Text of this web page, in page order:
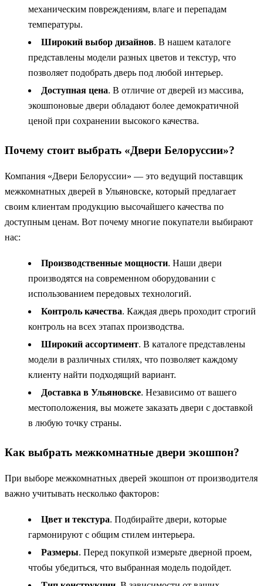
механическим повреждениям, влаге и перепадам
температуры.
Широкий выбор дизайнов. В нашем каталоге
представлены модели разных цветов и текстур, что
позволяет подобрать дверь под любой интерьер.
Доступная цена. В отличие от дверей из массива,
экошпоновые двери обладают более демократичной
ценой при сохранении высокого качества.
Почему стоит выбрать «Двери Белоруссии»?
Компания «Двери Белоруссии» — это ведущий поставщик
межкомнатных дверей в Ульяновске, который предлагает
своим клиентам продукцию высочайшего качества по
доступным ценам. Вот почему многие покупатели выбирают
нас:
Производственные мощности. Наши двери
производятся на современном оборудовании с
использованием передовых технологий.
Контроль качества. Каждая дверь проходит строгий
контроль на всех этапах производства.
Широкий ассортимент. В каталоге представлены
модели в различных стилях, что позволяет каждому
клиенту найти подходящий вариант.
Доставка в Ульяновске. Независимо от вашего
местоположения, вы можете заказать двери с доставкой
в любую точку страны.
Как выбрать межкомнатные двери экошпон?
При выборе межкомнатных дверей экошпон от производителя
важно учитывать несколько факторов:
Цвет и текстура. Подбирайте двери, которые
гармонируют с общим стилем интерьера.
Размеры. Перед покупкой измерьте дверной проем,
чтобы убедиться, что выбранная модель подойдет.